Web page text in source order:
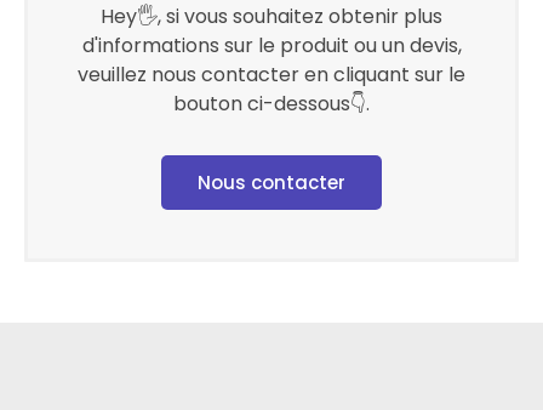
Hey🖐, si vous souhaitez obtenir plus
d'informations sur le produit ou un devis,
veuillez nous contacter en cliquant sur le
bouton ci-dessous👇.
Nous contacter